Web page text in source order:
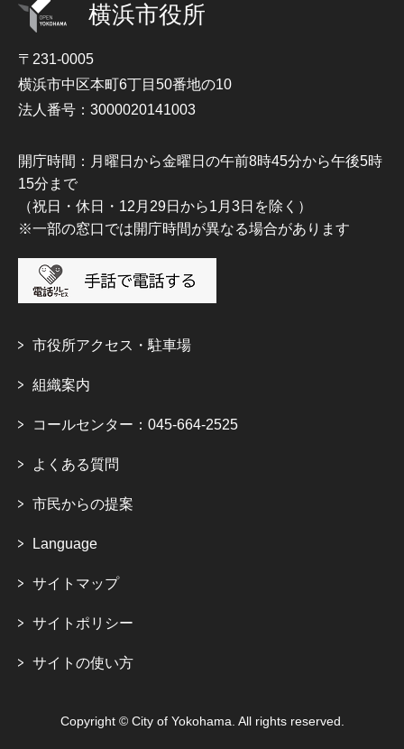
横浜市役所
〒231-0005
横浜市中区本町6丁目50番地の10
法人番号：3000020141003
開庁時間：月曜日から金曜日の午前8時45分から午後5時
15分まで
（祝日・休日・12月29日から1月3日を除く）
※一部の窓口では開庁時間が異なる場合があります
市役所アクセス・駐車場
組織案内
コールセンター：045-664-2525
よくある質問
市民からの提案
Language
サイトマップ
サイトポリシー
サイトの使い方
Copyright © City of Yokohama. All rights reserved.